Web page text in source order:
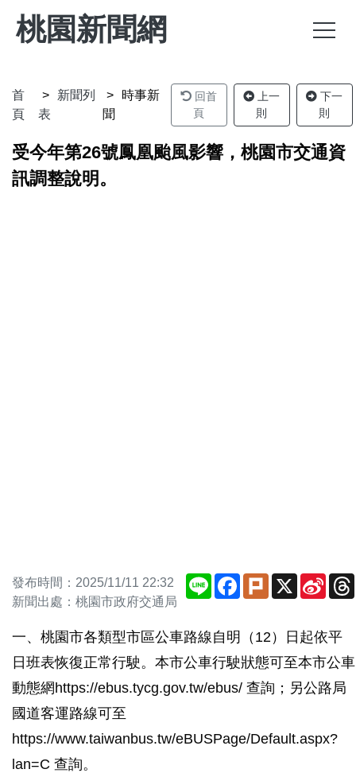
桃園新聞網
首
頁
新聞列
表
時事新
聞
回首
頁
上一
則
下一
則
受今年第26號鳳凰颱風影響，桃園市交通資
訊調整說明。
發布時間：2025/11/11 22:32
新聞出處：桃園市政府交通局
Line Facebook
Plurk X
Sina
一、桃園市各類型市區公車路線自明（12）日起依平
日班表恢復正常行駛。本市公車行駛狀態可至本市公車
動態網https://ebus.tycg.gov.tw/ebus/ 查詢；另公路局
國道客運路線可至
https://www.taiwanbus.tw/eBUSPage/Default.aspx?
lan=C 查詢。